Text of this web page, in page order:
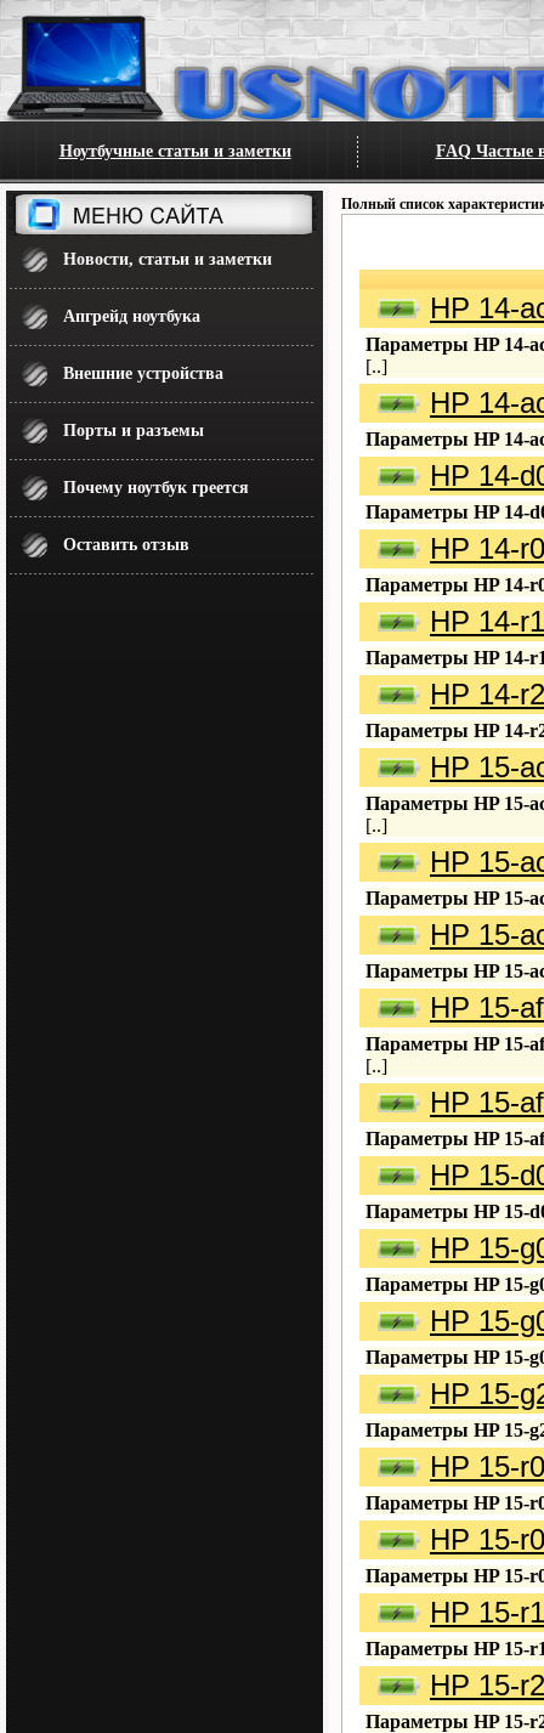
Ноутбучные статьи и заметки FAQ Частые
Новости, статьи и заметки
Апгрейд ноутбука
Внешние устройства
Порты и разъемы
Почему ноутбук греется
Оставить отзыв
Полный список
HP 14-
Параметры HP 14-
[..]
HP 14-
Параметры HP 14-
HP 14-
Параметры HP 14-
HP 14-
Параметры HP 14-
HP 14-
Параметры HP 14-
HP 14-
Параметры HP 14-
HP 15-
Параметры HP 15-
[..]
HP 15-
Параметры HP 15-
HP 15-
Параметры HP 15-
HP 15-
Параметры HP 15-
[..]
HP 15-
Параметры HP 15-
HP 15-
Параметры HP 15-
HP 15-
Параметры HP 15-
HP 15-
Параметры HP 15-
HP 15-
Параметры HP 15-
HP 15-
Параметры HP 15-
HP 15-
Параметры HP 15-
HP 15-
Параметры HP 15-
HP 15-
Параметры HP 15-